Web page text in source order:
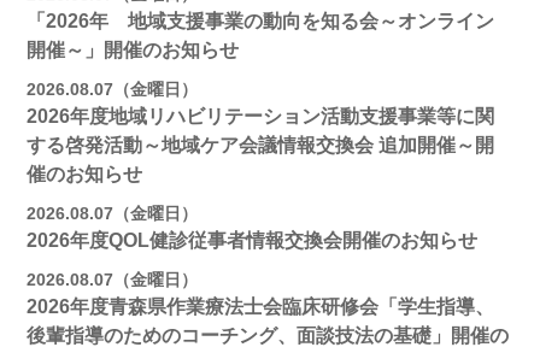
「2026年 地域支援事業の動向を知る会～オンライン
開催～」開催のお知らせ
2026.08.07（金曜日）
2026年度地域リハビリテーション活動支援事業等に関
する啓発活動～地域ケア会議情報交換会 追加開催～開
催のお知らせ
2026.08.07（金曜日）
2026年度QOL健診従事者情報交換会開催のお知らせ
2026.08.07（金曜日）
2026年度青森県作業療法士会臨床研修会「学生指導、
後輩指導のためのコーチング、面談技法の基礎」開催の